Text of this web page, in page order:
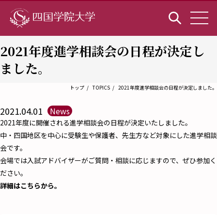
2021年度進学相談会の日程が決定し
ました。
トップ TOPICS 2021年度進学相談会の日程が決定しました。
2021.04.01 News
2021年度に開催される進学相談会の日程が決定いたしました。
中・四国地区を中心に受験生や保護者、先生方など対象にした進学相談
会です。
会場では入試アドバイザーがご質問・相談に応じますので、ぜひ参加く
ださい。
詳細はこちらから。